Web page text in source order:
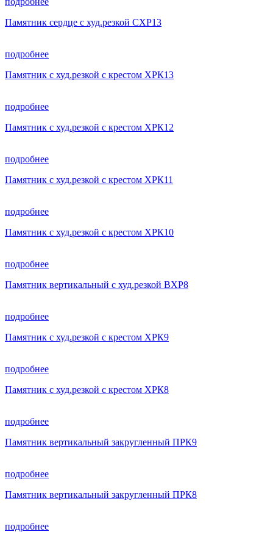
Памятник сердце с худ.резкой СХР13
подробнее
Памятник с худ.резкой с крестом ХРК13
подробнее
Памятник с худ.резкой с крестом ХРК12
подробнее
Памятник с худ.резкой с крестом ХРК11
подробнее
Памятник с худ.резкой с крестом ХРК10
подробнее
Памятник вертикальный с худ.резкой ВХР8
подробнее
Памятник с худ.резкой с крестом ХРК9
подробнее
Памятник с худ.резкой с крестом ХРК8
подробнее
Памятник вертикальный закругленный ПРК9
подробнее
Памятник вертикальный закругленный ПРК8
подробнее